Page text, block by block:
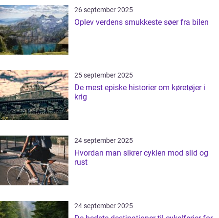
26 september 2025
Oplev verdens smukkeste søer fra bilen
25 september 2025
De mest episke historier om køretøjer i
krig
24 september 2025
Hvordan man sikrer cyklen mod slid og
rust
24 september 2025